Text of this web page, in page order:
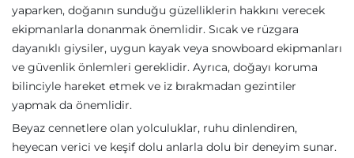
yaparken, doğanın sunduğu güzelliklerin hakkını verecek
ekipmanlarla donanmak önemlidir. Sıcak ve rüzgara
dayanıklı giysiler, uygun kayak veya snowboard ekipmanları
ve güvenlik önlemleri gereklidir. Ayrıca, doğayı koruma
bilinciyle hareket etmek ve iz bırakmadan gezintiler
yapmak da önemlidir.
Beyaz cennetlere olan yolculuklar, ruhu dinlendiren,
heyecan verici ve keşif dolu anlarla dolu bir deneyim sunar.